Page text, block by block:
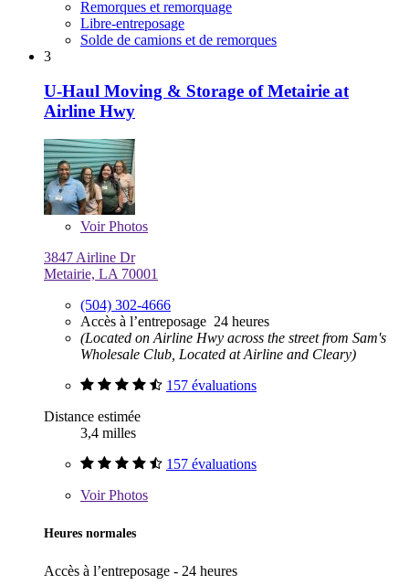
Remorques et remorquage
Libre-entreposage
Solde de camions et de remorques
3
U-Haul Moving & Storage of Metairie at
Airline Hwy
VoirPhotos
3847 Airline Dr
Metairie, LA 70001
(504) 302-4666
Accès à l’entreposage 24 heures
(Located on Airline Hwy across the street from Sam's
Wholesale Club, Located at Airline and Cleary)
157 évaluations
Distance estimée
3,4 milles
157 évaluations
VoirPhotos
Heures normales
Accès à l’entreposage - 24 heures